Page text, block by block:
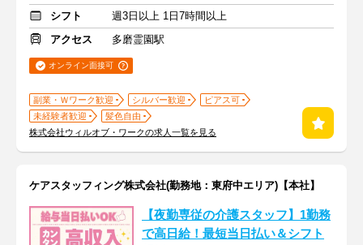
シフト
週3日以上 1日7時間以上
アクセス
多磨霊園駅
オンライン面接可
副業・Ｗワーク歓迎 シルバー歓迎
ピアス可
未経験者歓迎
髪色自由
株式会社ウィルオブ・ワークの求人一覧を見る
ケアスタッフィング株式会社(勤務地：東府中エリア)【本社】
【夜勤専従の介護スタッフ】1勤務
で高日給！最短当日払い＆シフト